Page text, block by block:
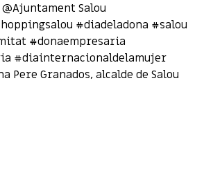
Salou
#diadeladona #salou
#donaempresaria
#diainternacionaldelamujer
Pere Granados, alcalde de Salou